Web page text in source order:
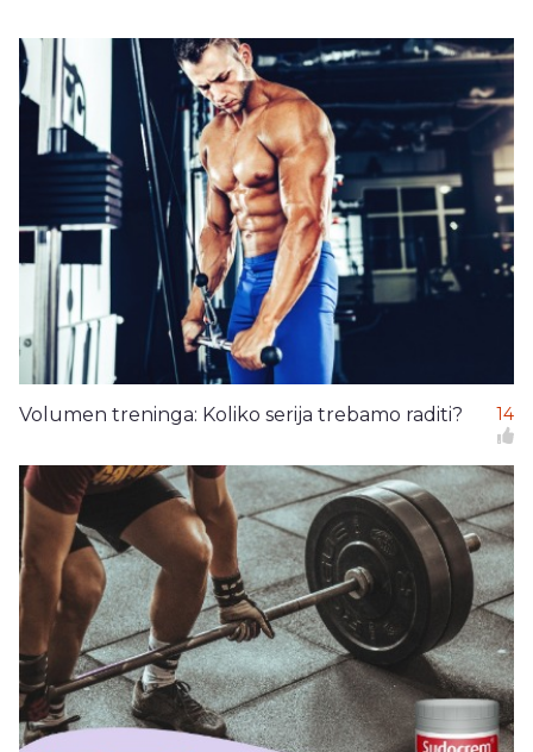
Volumen treninga: Koliko serija trebamo raditi? 14